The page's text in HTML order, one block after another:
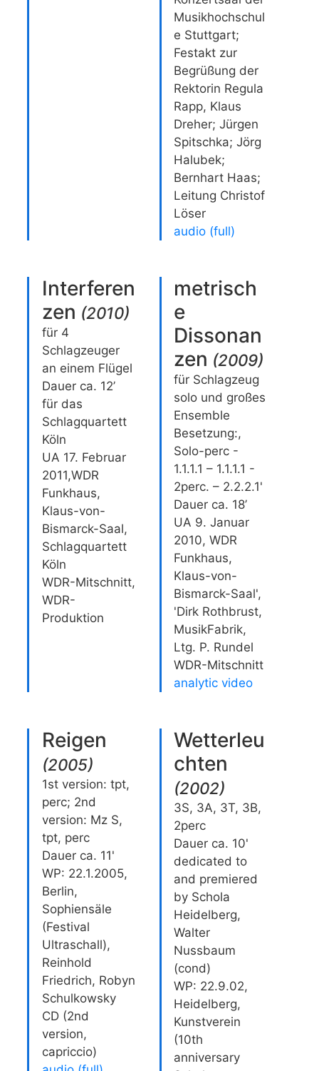
Musikhochschul
e Stuttgart;
Festakt zur
Begrüßung der
Rektorin Regula
Rapp, Klaus
Dreher; Jürgen
Spitschka; Jörg
Halubek;
Bernhart Haas;
Leitung Christof
Löser
audio (full)
Interferen
zen (2010)
für 4
Schlagzeuger
an einem Flügel
Dauer ca. 12’
für das
Schlagquartett
Köln
UA 17. Februar
2011,WDR
Funkhaus,
Klaus-von-
Bismarck-Saal,
Schlagquartett
Köln
WDR-Mitschnitt,
WDR-
Produktion
metrisch
e
Dissonan
zen (2009)
für Schlagzeug
solo und großes
Ensemble
Besetzung:,
Solo-perc -
1.1.1.1 – 1.1.1.1 -
2perc. – 2.2.2.1'
Dauer ca. 18’
UA 9. Januar
2010, WDR
Funkhaus,
Klaus-von-
Bismarck-Saal',
'Dirk Rothbrust,
MusikFabrik,
Ltg. P. Rundel
WDR-Mitschnitt
analytic video
Reigen
(2005)
1st version: tpt,
perc; 2nd
version: Mz S,
tpt, perc
Dauer ca. 11'
WP: 22.1.2005,
Berlin,
Sophiensäle
(Festival
Ultraschall),
Reinhold
Friedrich, Robyn
Schulkowsky
CD (2nd
version,
capriccio)
Wetterleu
chten
(2002)
3S, 3A, 3T, 3B,
2perc
Dauer ca. 10'
dedicated to
and premiered
by Schola
Heidelberg,
Walter
Nussbaum
(cond)
WP: 22.9.02,
Heidelberg,
Kunstverein
(10th
anniversary